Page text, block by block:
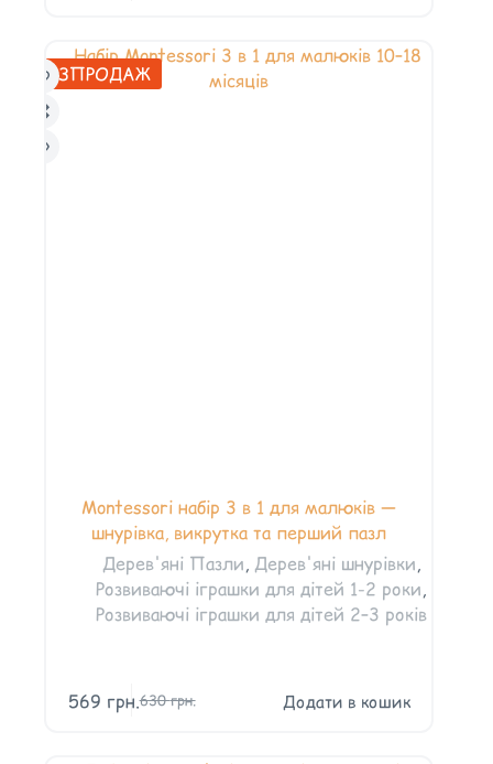
РОЗПРОДАЖ
Montessori набір 3 в 1 для малюків —
шнурівка, викрутка та перший пазл
Дерев'яні Пазли, Дерев'яні шнурівки,
Розвиваючі іграшки для дітей 1-2 роки,
Розвиваючі іграшки для дітей 2–3 років
630грн.
569 грн. Додати в кошик